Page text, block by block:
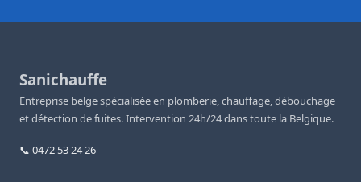
Sanichauffe
Entreprise belge spécialisée en plomberie, chauffage, débouchage
et détection de fuites. Intervention 24h/24 dans toute la Belgique.
📞 0472 53 24 26